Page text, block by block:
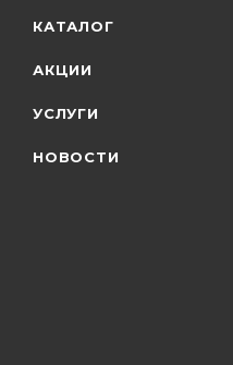
КАТАЛОГ
АКЦИИ
УСЛУГИ
НОВОСТИ